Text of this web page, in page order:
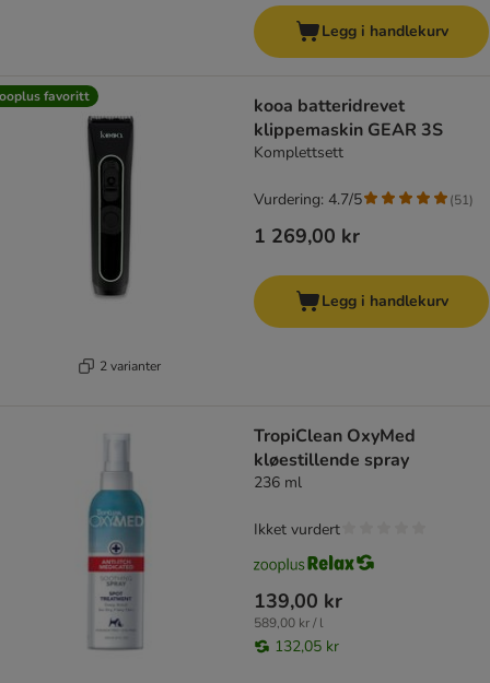
Legg i handlekurv
favoritt
2 varianter
kooa batteridrevet
klippemaskin GEAR 3S
Komplettsett
1 269,00 kr
Vurdering: 4.7/5 (51)
Legg i handlekurv
TropiClean OxyMed
kløestillende spray
236 ml
139,00 kr
589,00 kr / l
132,05 kr
Ikket vurdert